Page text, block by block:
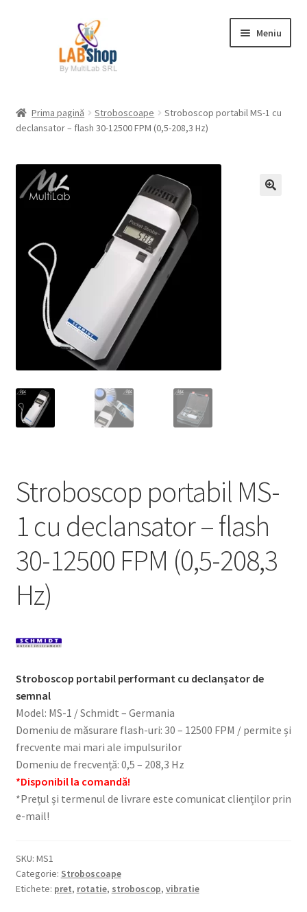
Meniu
Contul meu
Coș
Plată
Request a Quote
Condiții generale
Service
Contact
Prima pagină Stroboscoape
Stroboscop portabil MS-1 cu
declansator – flash 30-12500 FPM (0,5-208,3 Hz)
Stroboscop portabil MS-
1 cu declansator – flash
30-12500 FPM (0,5-208,3
Hz)
Stroboscop portabil performant cu declanșator de
semnal
Model: MS-1 / Schmidt – Germania
Domeniu de măsurare flash-uri: 30 – 12500 FPM / permite și
frecvente mai mari ale impulsurilor
Domeniu de frecvență: 0,5 – 208,3 Hz
*Disponibil la comandă!
*Prețul și termenul de livrare este comunicat clienților prin
e-mail!
SKU: MS1
Categorie: Stroboscoape
Etichete: pret, rotatie, stroboscop, vibratie